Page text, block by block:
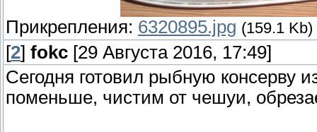
Прикрепления: 6320895.jpg (159.1 Kb)
[2] fokc [29 Августа 2016, 17:49]
Сегодня готовил рыбную консерву
поменьше, чистим от чешуи,